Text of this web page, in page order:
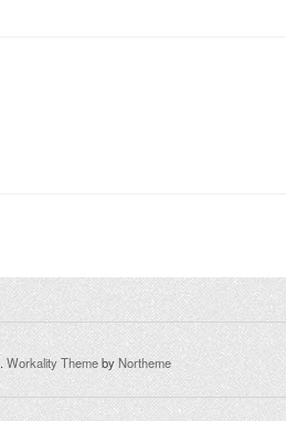
. Workality ThemebyNortheme